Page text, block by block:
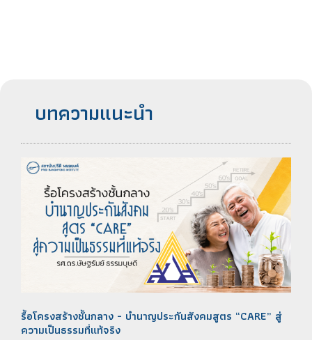
บทความแนะนำ
รื้อโครงสร้างชั้นกลาง - บำนาญประกันสังคมสูตร “CARE” สู่
ความเป็นธรรมที่แท้จริง